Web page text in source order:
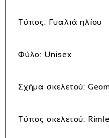
Τύπος: Γυαλιά ηλίου
Φύλο: Unisex
Σχήμα σκελετού:
Τύπος σκελετού: